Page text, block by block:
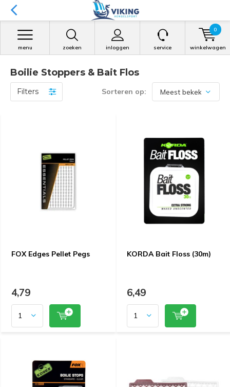
zoeken inloggen
menu service winkelwagen
0
Boilie Stoppers & Bait Flos
Filters Sorteren op:
FOX Edges Pellet Pegs
4,79
KORDA Bait Floss (30m)
6,49